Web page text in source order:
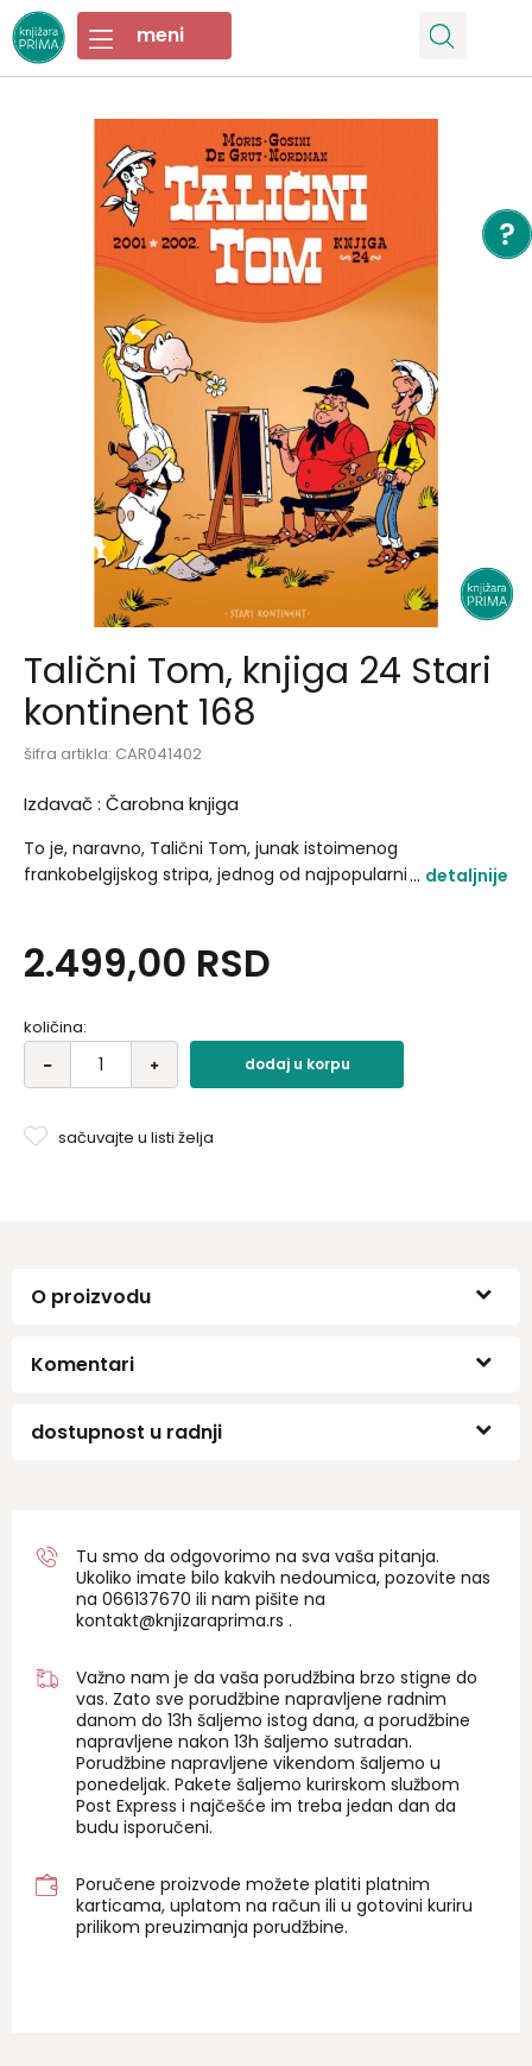
Talični Tom, knjiga 24 Stari
kontinent 168
šifra artikla: CAR041402
Izdavač : Čarobna knjiga
To je, naravno, Talični Tom, junak istoimenog
frankobelgijskog stripa, jednog od najpopularnijih evropskih
detaljnije
2.499,00 RSD
količina:
dodaj u korpu
sačuvajte u listi želja
O proizvodu
Komentari
dostupnost u radnji
Tu smo da odgovorimo na sva vaša pitanja.
Ukoliko imate bilo kakvih nedoumica, pozovite nas
na 066137670 ili nam pišite na
kontakt@knjizaraprima.rs .
Važno nam je da vaša porudžbina brzo stigne do
vas. Zato sve porudžbine napravljene radnim
danom do 13h šaljemo istog dana, a porudžbine
napravljene nakon 13h šaljemo sutradan.
Porudžbine napravljene vikendom šaljemo u
ponedeljak. Pakete šaljemo kurirskom službom
Post Express i najčešće im treba jedan dan da
budu isporučeni.
Poručene proizvode možete platiti platnim
karticama, uplatom na račun ili u gotovini kuriru
prilikom preuzimanja porudžbine.